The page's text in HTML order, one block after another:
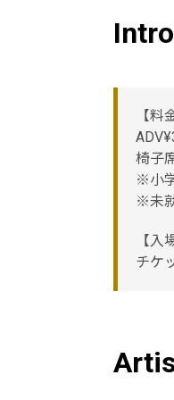
【料
椅子
※小
※未
【入
チケ